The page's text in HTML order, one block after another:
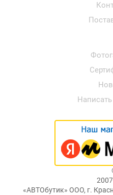
«АВТОбутик» ООО, г.